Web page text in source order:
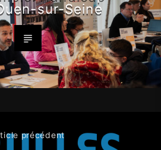
sur-Seine
précédent